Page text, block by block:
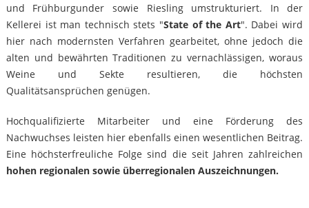
und Frühburgunder sowie Riesling umstrukturiert. In der
Kellerei ist man technisch stets "State of the Art". Dabei wird
hier nach modernsten Verfahren gearbeitet, ohne jedoch die
alten und bewährten Traditionen zu vernachlässigen, woraus
Weine und Sekte resultieren, die höchsten
Qualitätsansprüchen genügen.
Hochqualifizierte Mitarbeiter und eine Förderung des
Nachwuchses leisten hier ebenfalls einen wesentlichen Beitrag.
Eine höchsterfreuliche Folge sind die seit Jahren zahlreichen
hohen regionalen sowie überregionalen Auszeichnungen.